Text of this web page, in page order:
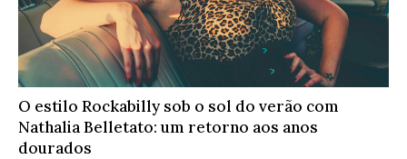
O estilo Rockabilly sob o sol do verão com
Nathalia Belletato: um retorno aos anos
dourados